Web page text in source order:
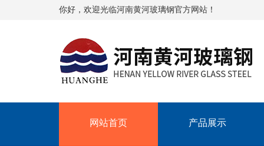
你好，欢迎光临河南黄河玻璃钢官方网站！
网站首页 产品展示